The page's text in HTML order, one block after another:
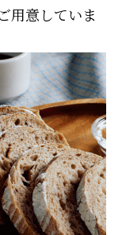
用意していま